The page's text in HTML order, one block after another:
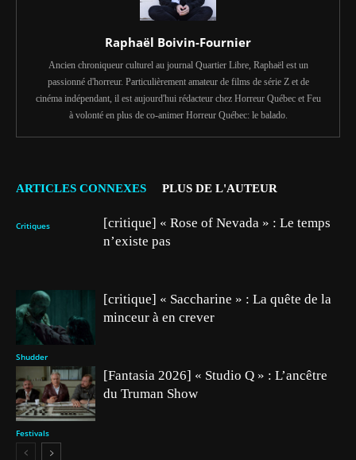
Raphaël Boivin-Fournier
Ancien chroniqueur culturel au journal Quartier Libre, Raphaël est un
passionné d'horreur. Particulièrement amateur de films de série Z et de
cinéma indépendant, il est aujourd'hui rédacteur chez Horreur Québec et Feu
à volonté en plus de co-animer Horreur Québec: le balado.
ARTICLES CONNEXES PLUS DE L'AUTEUR
Critiques
[critique] « Rose of Nevada » : Le temps
n’existe pas
Shudder
[critique] « Saccharine » : La quête de la
minceur à en crever
Festivals
[Fantasia 2026] « Studio Q » : L’ancêtre
du Truman Show